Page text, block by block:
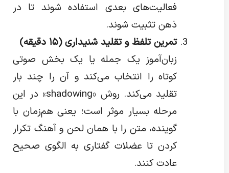
فعالیت‌های بعدی استفاده شوند تا در
ذهن تثبیت شوند.
تمرین تلفظ و تقلید شنیداری (۱۵دقیقه)
زبان‌آموز یک جمله یا یک بخش صوتی
کوتاه را انتخاب می‌کند و آن را چند بار
تقلید می‌کند. روش «shadowing» در این
مرحله بسیار موثر است؛ یعنی هم‌زمان با
گوینده، متن را با همان لحن و آهنگ تکرار
کردن تا عضلات گفتاری به الگوی صحیح
عادت کنند.